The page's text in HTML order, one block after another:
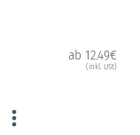
ab 12.49€
(inkl. USt)